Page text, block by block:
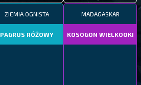
ZIEMIA OGNISTA
PAGRUS RÓŻOWY
MADAGASKAR
KOSOGON WIELKOOKI